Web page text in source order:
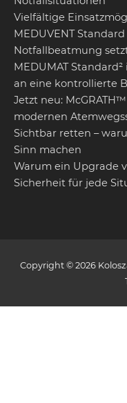
Vielfältige
MEDUVENT
Notfallbeatmung
MEDUMAT
an eine kontrollierte
Jetzt neu:
modernen
Sichtbar retten –
Sinn machen
Warum ein Upgrade
Sicherheit für jede
Copyright © 2026